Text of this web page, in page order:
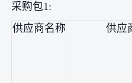
采购包1:
供应商名称
供应